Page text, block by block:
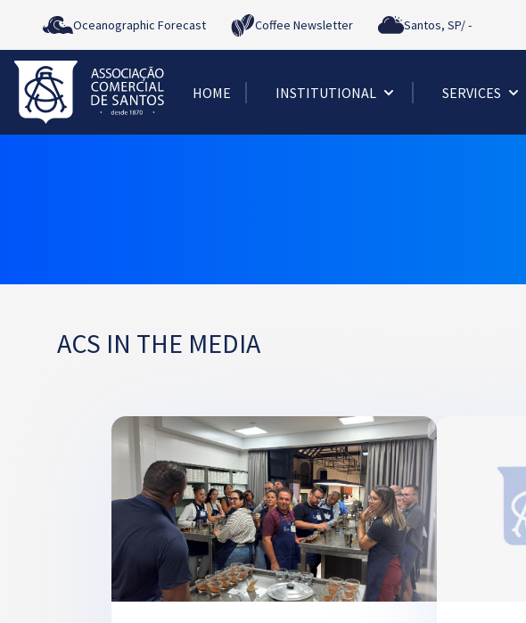
Oceanographic Forecast Coffee Newsletter Santos, SP/-
HOME INSTITUTIONAL SERVICES
ACS IN THE MEDIA